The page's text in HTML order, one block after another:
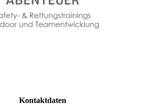
Kontaktdaten